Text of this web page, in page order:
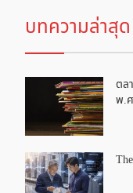
บทความล่าสุด
ตล
พ.